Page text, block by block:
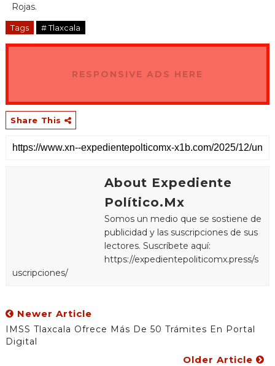
Rojas.
Tags # Tlaxcala
RESPONSIVE ADS HERE
Share This
About Expediente
Político.Mx
Somos un medio que se sostiene de
publicidad y las suscripciones de sus
lectores. Suscríbete aquí:
https://expedientepoliticomx.press/s
uscripciones/
Newer Article
IMSS Tlaxcala Ofrece Más De 50 Trámites En Portal
Digital
Older Article